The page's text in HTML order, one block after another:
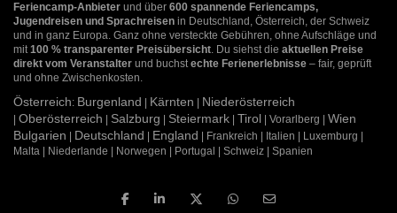
Feriencamp-Anbieter und über 600 spannende Feriencamps,
Jugendreisen und Sprachreisen in Deutschland, Österreich, der Schweiz
und in ganz Europa. Ganz ohne versteckte Gebühren, ohne Aufschläge und
mit 100 % transparenter Preisübersicht . Du siehst die aktuellen Preise
direkt vom Veranstalter und buchst echte Ferienerlebnisse – fair, geprüft
und ohne Zwischenkosten.
Österreich: Burgenland | Kärnten | Niederösterreich
| Oberösterreich | Salzburg | Steiermark | Tirol | Vorarlberg | Wien
Bulgarien | Deutschland | England | Frankreich | Italien | Luxemburg |
Malta | Niederlande | Norwegen | Portugal | Schweiz | Spanien